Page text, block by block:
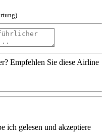
Empfehlen Sie diese Airline
ich gelesen und akzeptiere